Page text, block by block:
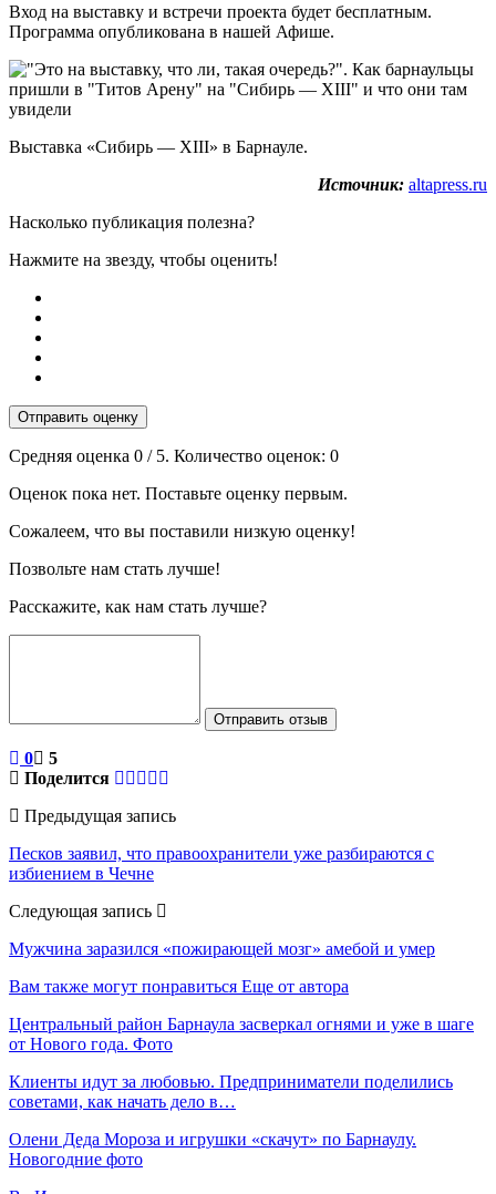
Вход на выставку и встречи проекта будет бесплатным.
Программа опубликована в нашей Афише.
Выставка «Сибирь — XIII» в Барнауле.
Источник: altapress.ru
Насколько публикация полезна?
Нажмите на звезду, чтобы оценить!
Отправить оценку
Средняя оценка 0 / 5. Количество оценок: 0
Оценок пока нет. Поставьте оценку первым.
Сожалеем, что вы поставили низкую оценку!
Позвольте нам стать лучше!
Расскажите, как нам стать лучше?
Отправить отзыв
0
5
Поделится
Предыдущая запись
Песков заявил, что правоохранители уже разбираются с
избиением в Чечне
Следующая запись
Мужчина заразился «пожирающей мозг» амебой и умер
Вам также могут понравиться Еще от автора
Центральный район Барнаула засверкал огнями и уже в шаге
от Нового года. Фото
Клиенты идут за любовью. Предприниматели поделились
советами, как начать дело в…
Олени Деда Мороза и игрушки «скачут» по Барнаулу.
Новогодние фото